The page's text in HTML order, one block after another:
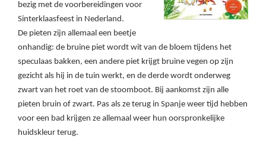
bezig met de voorbereidingen voor
Sinterklaasfeest in Nederland.
De pieten zijn allemaal een beetje
onhandig: de bruine piet wordt wit van de bloem tijdens het
speculaas bakken, een andere piet krijgt bruine vegen op zijn
gezicht als hij in de tuin werkt, en de derde wordt onderweg
zwart van het roet van de stoomboot. Bij aankomst zijn alle
pieten bruin of zwart. Pas als ze terug in Spanje weer tijd hebben
voor een bad krijgen ze allemaal weer hun oorspronkelijke
huidskleur terug.